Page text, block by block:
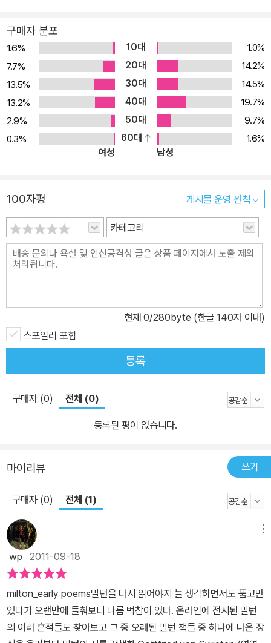
은 1608년 런던의 브레드 가에서 부유한 법률 공증인의 아들로 태어
났다. 원래 로마 가톨릭 집안이었으나, 밀턴의 아버지 대에서 프로테
스탄트로 전향하였다. 밀턴이 태어난 시기는 셰익스피어, 벤 존슨, 보
몬트, 플레처 등 당대의 기라성 같은 작가들이 활동하던 시기로, 밀턴
은 이러한 문학적 바탕에서 창조적인 서사시의 새로운 영역을 개척했
다. 어릴 때부터 당시 유명한 신학자였던 토머스 영의 지도 아래 단단
한 지적 수련을 받으면서, 학문과 문학에 남다른 열정을 갖게 되었다.
16세 때 이미 「시편」 114편과 136편을 운문시로 옮겼는데, 이 작품
4세까지 케임브리지의 크라이스트 칼리지에서 수학했고, 이 시기에
그는 최초의 걸작인 「그리스도 탄생하신 날 아침에」를 비롯하여 여러
편의 소네트를 영어와 이탈리아어로 썼다. 문학석사로 학교를 졸업한
그는 당시 교회의 조치에 대한 반감 등으로 입신출세하려는 생각을
버리고 아버지가 있는 호튼으로 가서 고전을 연구하며 독서와 시작에
열중하는 시기를 보냈다. 이 시기에 그의 주요 시편 및 가면극 「랄레
638년에는 이탈리아 여행길에 올라 1년 3개월 동안 여행을 하면서
견문을 넓히기도 했다. 1640년, 제2차 주교전쟁을 계기로 밀턴은 종
교적 정치적 자유를 외치는 수편의 글을 발표하며 정치적 격변의 중
심에 뛰어들었다. 이후 밀턴은 1660년 왕정이 복고될 때까지 20년
동안, 교회 제도와 정치, 가정 문제 등에 관한 수많은 논쟁적 글을 발
표하며 청교도의 대의를 위해 열렬히 투쟁했다. 언론 출판의 자유를
부르짖은 유명한 글 『아레오파지티카』도 이때 발표되었으며, 이 시기
에 밀턴은 시작(詩作)에 대한 계획을 미루어두는 것을 자신의 의무
비서관으로 발탁되어 공화정부를 위해 일했으며, 원래부터 나빴던 시
력이 점점 나빠져 1652년 그의 나이 44세 때 완전히 실명한 뒤에도
비서를 두면서 업무를 계속했다. 1660년 왕정복고 후 밀턴의 삶은
실명과 가난과 소외의 고통으로 점철되었다. 간신히 처형은 면했지만
전 재산이 몰수된 데다 가정적 불화에 시달렸다. 그의 유일한 위안이
라면 1663년에 결혼한 세번째 부인 엘리자베스 민셜이었다. 밀턴보
다 30세나 아래였던 부인은 말년의 밀턴을 충실히 보필했다. 말년에
밀턴은 세 편의 작품을 완성했으니, 그것이『실낙원』(1667)과 그 후
속편인『복낙원』(1771), 그리고 극시『투사 삼손』(1771)이다. 『실낙
원』이 출간되자, 존 드라이든을 비롯한 당대의 비평가들은 이 작품을
호메로스나 베르길리우스의 서사시에 비견될 만한 대작으로 평가했
구매자 분포
1.6% 10대
1.0%
7.7%
20대
14.2%
13.5%
30대
14.5%
13.2%
40대
19.7%
2.9%
50대
9.7%
0.3%
60대
1.6%
여성
남성
100자평 게시물 운영 원칙
카테고리
현재 0/280byte (한글 140자 이내)
스포일러 포함
등록
구매자 (0) 전체 (0)
등록된 평이 없습니다.
마이리뷰 쓰기
구매자 (0) 전체 (1)
wp 2011-09-18
milton_early poems밀턴을 다시 읽어야지 늘 생각하면서도 품고만
있다가 오랜만에 들춰보니 나름 벅참이 있다. 온라인에 전시된 밀턴
의 여러 흔적들도 찾아보고 그 중 오래된 밀턴 책들 중 하나에 나온 장